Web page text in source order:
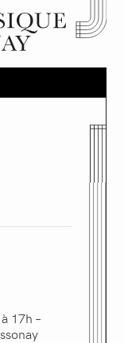
17h –